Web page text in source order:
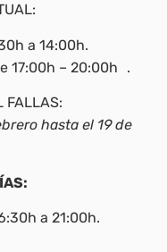
a 14:00h.
17:00h – 20:00h .
FALLAS:
hasta el 19 de
a 21:00h.